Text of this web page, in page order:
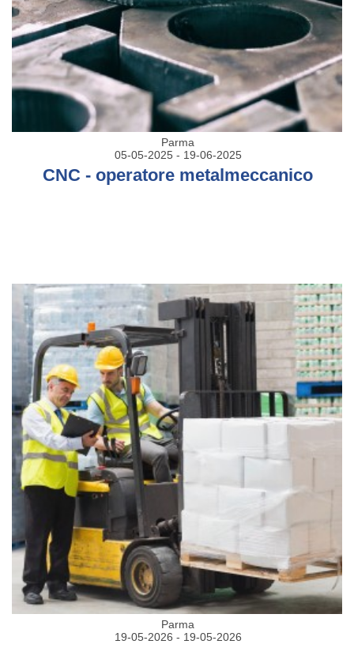
Parma
05-05-2025 - 19-06-2025
CNC - operatore metalmeccanico
Parma
19-05-2026 - 19-05-2026